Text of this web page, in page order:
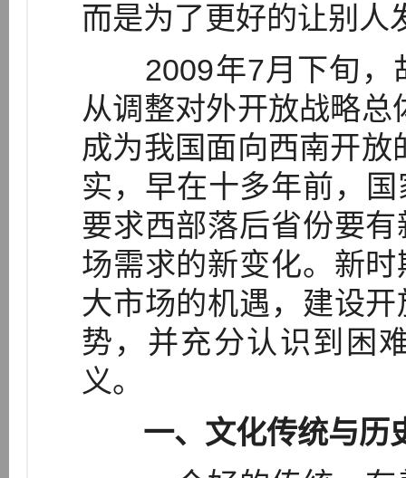
而是为了更好的让别人
2009年7月下旬，
从调整对外开放战略总
成为我国面向西南开放
实，早在十多年前，
要求西部落后省份要
场需求的新变化。新
大市场的机遇，建设
势，并充分认识到困
义。
一、文化传统与历